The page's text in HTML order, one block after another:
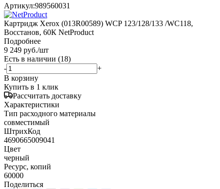
Артикул:989560031
Картридж Xerox (013R00589) WCP 123/128/133 /WC118,
Восстанов, 60К NetProduct
Подробнее
9 249 руб./шт
Есть в наличии (18)
-
+
В корзину
Купить в 1 клик
Рассчитать доставку
Характеристики
Тип расходного материалы
совместимый
ШтрихКод
4690665009041
Цвет
черный
Ресурс, копий
60000
Поделиться